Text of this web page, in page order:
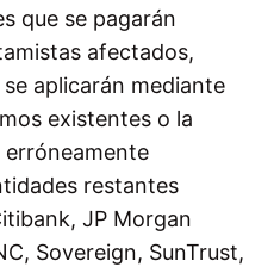
que se pagarán
afectados,
aplicarán mediante
existentes o la
restantes
JP Morgan
Sovereign, SunTrust,